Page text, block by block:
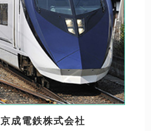
京成電鉄株式会社